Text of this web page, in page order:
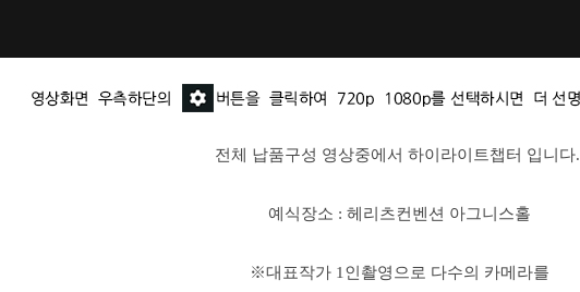
전체 납품구성 영상중에서 하이라이트챕터 입니다.
예식장소 : 헤리츠컨벤션 아그니스홀
※대표작가 1인촬영으로 다수의 카메라를